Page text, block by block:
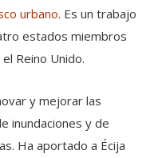
urbano. Es un trabajo
estados miembros
Reino Unido.
y mejorar las
inundaciones y de
Ha aportado a Écija